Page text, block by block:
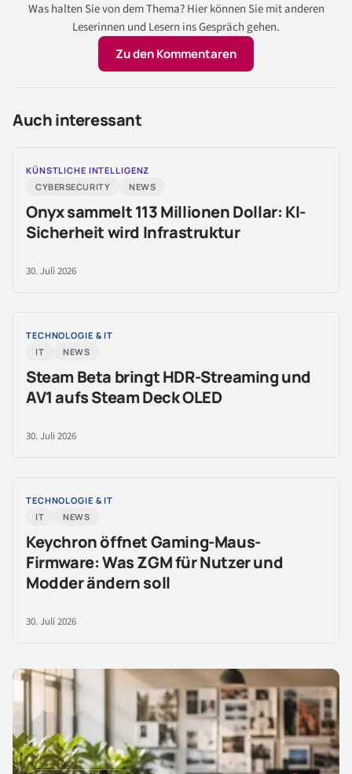
Was halten Sie von dem Thema? Hier können Sie mit anderen
Leserinnen und Lesern ins Gespräch gehen.
Zu den Kommentaren
Auch interessant
KÜNSTLICHE INTELLIGENZ
CYBERSECURITY
NEWS
Onyx sammelt 113 Millionen Dollar: KI-
Sicherheit wird Infrastruktur
30. Juli 2026
TECHNOLOGIE & IT
IT
NEWS
Steam Beta bringt HDR-Streaming und
AV1 aufs Steam Deck OLED
30. Juli 2026
TECHNOLOGIE & IT
IT
NEWS
Keychron öffnet Gaming-Maus-
Firmware: Was ZGM für Nutzer und
Modder ändern soll
30. Juli 2026